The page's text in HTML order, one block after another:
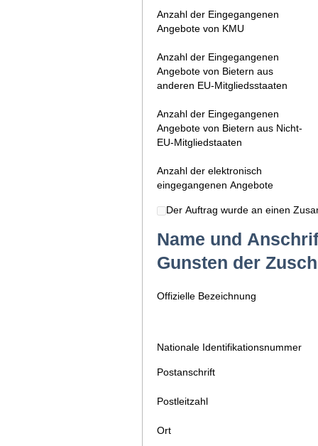
Anzahl der Eingegangenen
Angebote von KMU
Anzahl der Eingegangenen
Angebote von Bietern aus
anderen EU-Mitgliedsstaaten
Anzahl der Eingegangenen
Angebote von Bietern aus Nicht-
EU-Mitgliedstaaten
Anzahl der elektronisch
eingegangenen Angebote
Der Auftrag wurde an einen
Name und
Gunsten der
Offizielle Bezeichnung
Nationale Identifikationsnummer
Postanschrift
Postleitzahl
Ort